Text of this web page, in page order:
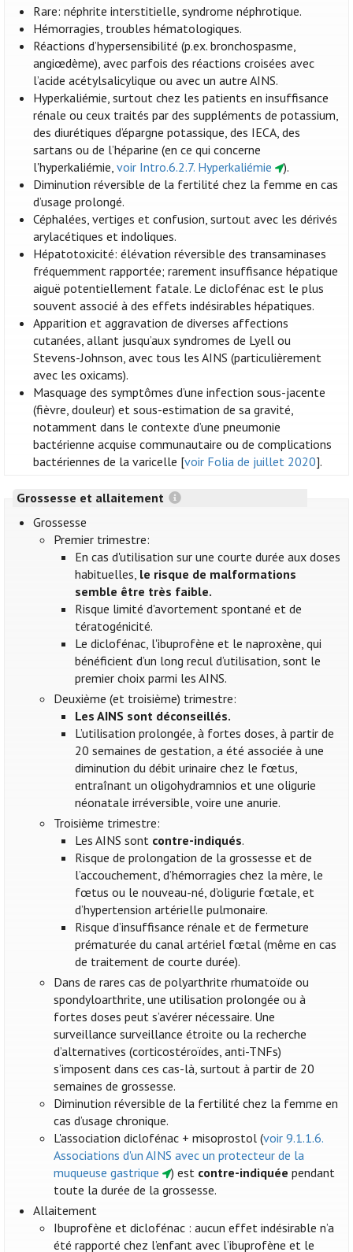
Rare: néphrite interstitielle, syndrome néphrotique.
Hémorragies, troubles hématologiques.
Réactions d’hypersensibilité (p.ex. bronchospasme,
angiœdème), avec parfois des réactions croisées avec
l’acide acétylsalicylique ou avec un autre AINS.
Hyperkaliémie, surtout chez les patients en insuffisance
rénale ou ceux traités par des suppléments de potassium,
des diurétiques d’épargne potassique, des IECA, des
sartans ou de l’héparine (en ce qui concerne
l'hyperkaliémie,voir Intro.6.2.7. Hyperkaliémie
).
Diminution réversible de la fertilité chez la femme en cas
d’usage prolongé.
Céphalées, vertiges et confusion, surtout avec les dérivés
arylacétiques et indoliques.
Hépatotoxicité: élévation réversible des transaminases
fréquemment rapportée; rarement insuffisance hépatique
aiguë potentiellement fatale. Le diclofénac est le plus
souvent associé à des effets indésirables hépatiques.
Apparition et aggravation de diverses affections
cutanées, allant jusqu’aux syndromes de Lyell ou
Stevens-Johnson, avec tous les AINS (particulièrement
avec les oxicams).
Masquage des symptômes d’une infection sous-jacente
(fièvre, douleur) et sous-estimation de sa gravité,
notamment dans le contexte d’une pneumonie
bactérienne acquise communautaire ou de complications
bactériennes de la varicelle [voir Folia de juillet 2020].
Grossesse et allaitement
Grossesse
Premier trimestre:
En cas d'utilisation sur une courte durée aux doses
habituelles, le risque de malformations
semble être très faible.
Risque limité d'avortement spontané et de
tératogénicité.
Le diclofénac, l'ibuprofène et le naproxène, qui
bénéficient d’un long recul d’utilisation, sont le
premier choix parmi les AINS.
Deuxième (et troisième) trimestre:
Les AINS sont déconseillés.
L’utilisation prolongée, à fortes doses, à partir de
20 semaines de gestation, a été associée à une
diminution du débit urinaire chez le fœtus,
entraînant un oligohydramnios et une oligurie
néonatale irréversible, voire une anurie.
Troisième trimestre:
Les AINS sont contre-indiqués.
Risque de prolongation de la grossesse et de
l’accouchement, d’hémorragies chez la mère, le
fœtus ou le nouveau-né, d’oligurie fœtale, et
d’hypertension artérielle pulmonaire.
Risque d’insuffisance rénale et de fermeture
prématurée du canal artériel fœtal (même en cas
de traitement de courte durée).
Dans de rares cas de polyarthrite rhumatoïde ou
spondyloarthrite, une utilisation prolongée ou à
fortes doses peut s’avérer nécessaire. Une
surveillance surveillance étroite ou la recherche
d’alternatives (corticostéroïdes, anti-TNFs)
s’imposent dans ces cas-là, surtout à partir de 20
semaines de grossesse.
Diminution réversible de la fertilité chez la femme en
cas d’usage chronique.
L'association diclofénac + misoprostol (voir 9.1.1.6.
Associations d'un AINS avec un protecteur de la
muqueuse gastrique
) est contre-indiquée pendant
toute la durée de la grossesse.
Allaitement
Ibuprofène et diclofénac : aucun effet indésirable n’a
été rapporté chez l’enfant avec l’ibuprofène et le